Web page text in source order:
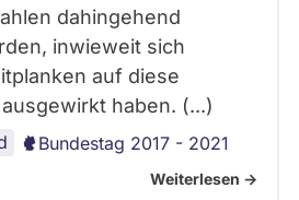
dahingehend
inwieweit sich
auf diese
haben. (...)
Bundestag 2017 - 2021
Weiterlesen ->